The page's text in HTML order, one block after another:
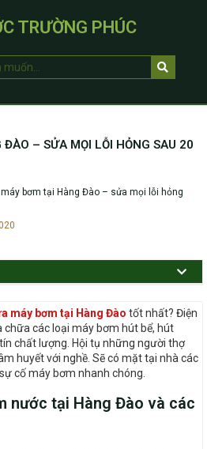
TRƯỜNG PHÚC
– SỬA MỌI LỖI HỎNG SAU 20
máy bơm tại Hàng Đào – sửa mọi lỗi hỏng
máy bơm tại Hàng Đào tốt nhất? Điện
các loại máy bơm hút bể, hút
chất lượng. Hội tụ những người thợ
huyết với nghề. Sẽ có mặt tại nhà các
cố máy bơm nhanh chóng.
nước tại Hàng Đào và các